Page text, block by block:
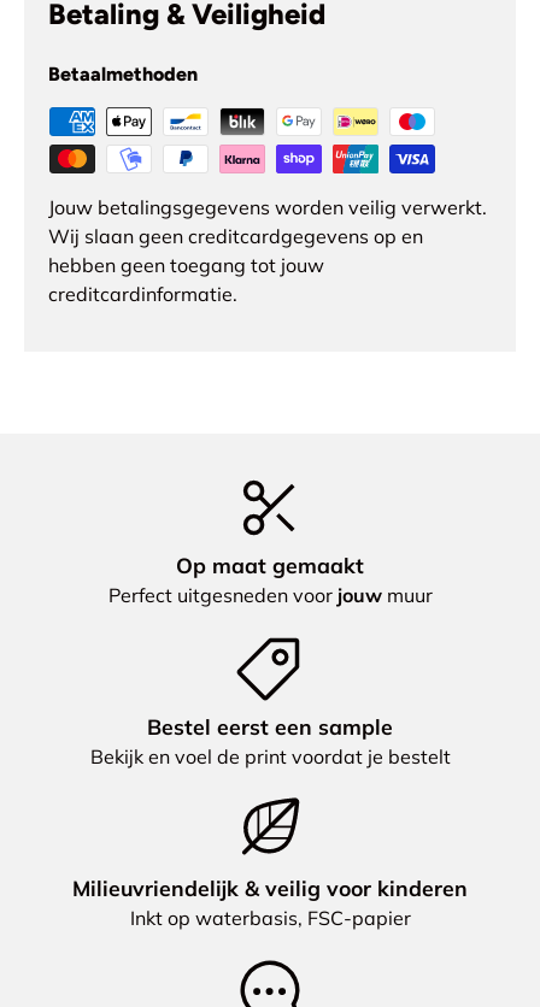
Betaling & Veiligheid
Betaalmethoden
Jouw betalingsgegevens worden veilig verwerkt.
Wij slaan geen creditcardgegevens op en
hebben geen toegang tot jouw
creditcardinformatie.
Op maat gemaakt
Perfect uitgesneden voor jouwmuur
Bestel eerst een sample
Bekijk en voel de print voordat je bestelt
Milieuvriendelijk & veilig voor kinderen
Inkt op waterbasis, FSC-papier